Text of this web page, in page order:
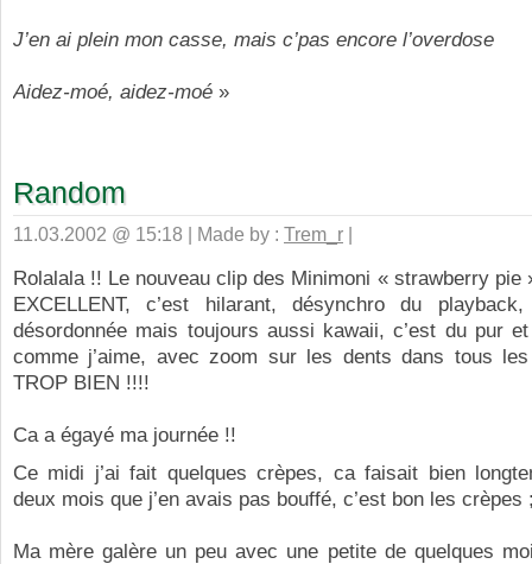
J’en ai plein mon casse, mais c’pas encore l’overdose
Aidez-moé, aidez-moé »
Random
11.03.2002 @ 15:18 | Made by : Trem_r |
Rolalala !! Le nouveau clip des Minimoni « strawberry pie
EXCELLENT, c’est hilarant, désynchro du playback,
désordonnée mais toujours aussi kawaii, c’est du pur
comme j’aime, avec zoom sur les dents dans tous les
TROP BIEN !!!!
Ca a égayé ma journée !!
Ce midi j’ai fait quelques crèpes, ca faisait bien
deux mois que j’en avais pas bouffé, c’est bon les crèpes
Ma mère galère un peu avec une petite de quelques